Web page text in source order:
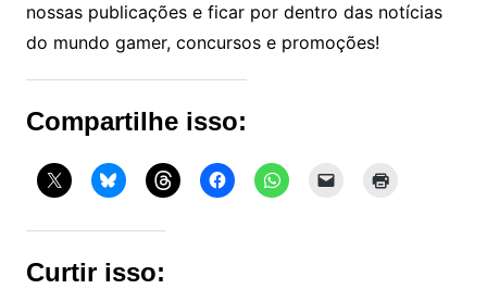
nossas publicações e ficar por dentro das notícias
do mundo gamer, concursos e promoções!
Compartilhe isso:
Curtir isso: